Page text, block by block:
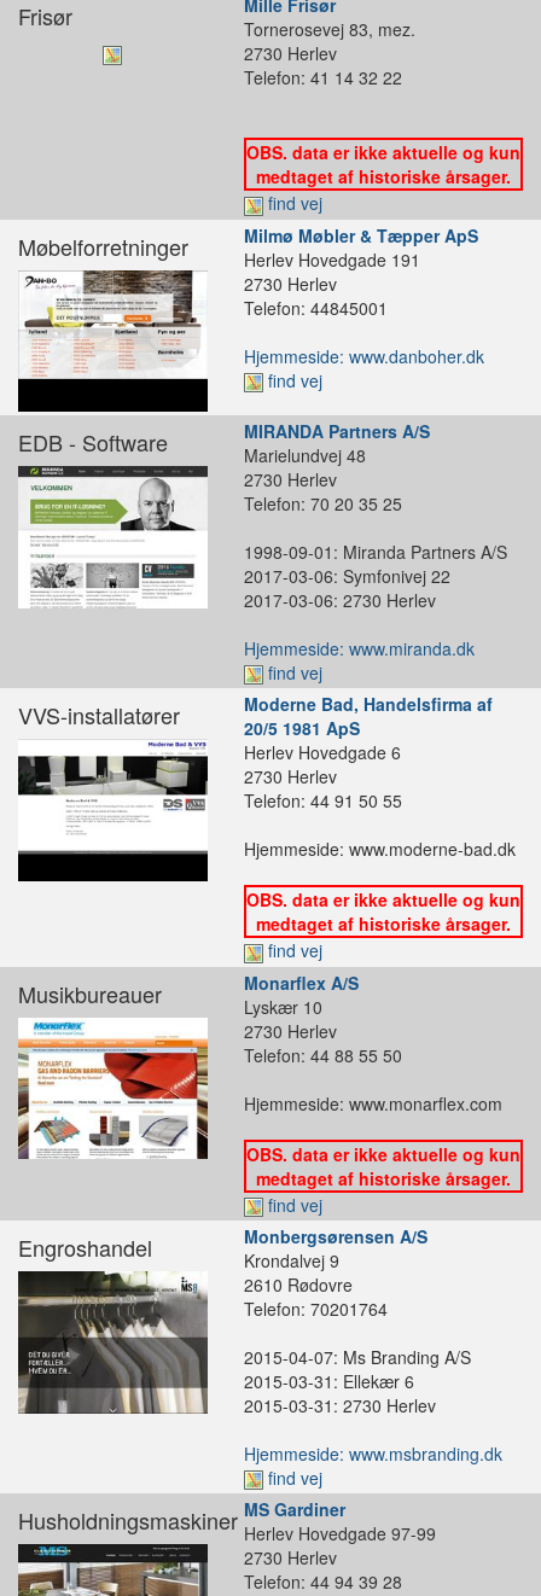
Frisør
Mille Frisør
Tornerosevej 83, mez.
2730 Herlev
Telefon: 41 14 32 22
OBS. data er ikke aktuelle og kun
medtaget af historiske årsager.
find vej
Møbelforretninger
Milmø Møbler & Tæpper ApS
Herlev Hovedgade 191
2730 Herlev
Telefon: 44845001
Hjemmeside: www.danboher.dk
find vej
EDB - Software
MIRANDA Partners A/S
Marielundvej 48
2730 Herlev
Telefon: 70 20 35 25
1998-09-01: Miranda Partners A/S
2017-03-06: Symfonivej 22
2017-03-06: 2730 Herlev
Hjemmeside: www.miranda.dk
find vej
VVS-installatører
Moderne Bad, Handelsfirma af
20/5 1981 ApS
Herlev Hovedgade 6
2730 Herlev
Telefon: 44 91 50 55
Hjemmeside: www.moderne-bad.dk
OBS. data er ikke aktuelle og kun
medtaget af historiske årsager.
find vej
Musikbureauer
Monarflex A/S
Lyskær 10
2730 Herlev
Telefon: 44 88 55 50
Hjemmeside: www.monarflex.com
OBS. data er ikke aktuelle og kun
medtaget af historiske årsager.
find vej
Engroshandel
Monbergsørensen A/S
Krondalvej 9
2610 Rødovre
Telefon: 70201764
2015-04-07: Ms Branding A/S
2015-03-31: Ellekær 6
2015-03-31: 2730 Herlev
Hjemmeside: www.msbranding.dk
find vej
Husholdningsmaskiner MS Gardiner
Herlev Hovedgade 97-99
2730 Herlev
Telefon: 44 94 39 28